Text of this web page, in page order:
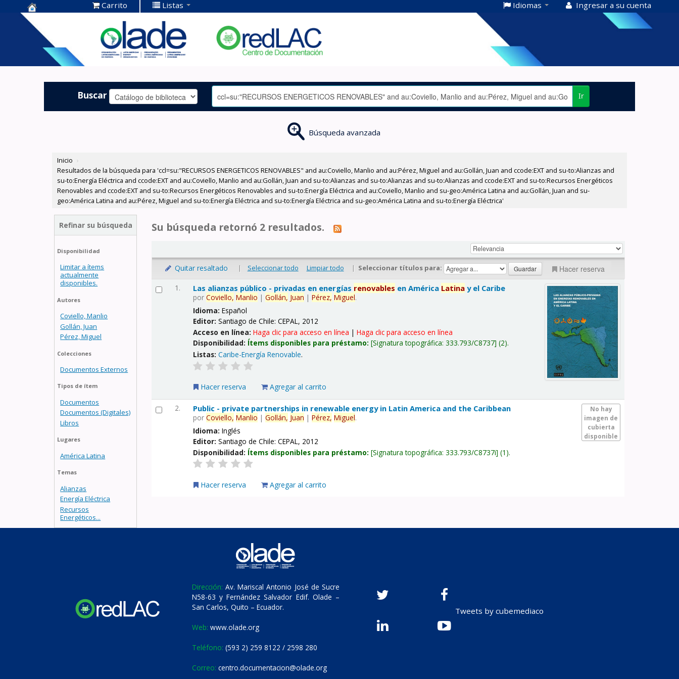
Centro de
Documentación
OLADE -
Carrito Listas Idiomas Ingresar a su cuenta
Buscar Ir
Búsqueda avanzada
Inicio ›
Resultados de la búsqueda para 'ccl=su:"RECURSOS ENERGETICOS RENOVABLES" and au:Coviello, Manlio and au:Pérez, Miguel and au:Gollán, Juan and ccode:EXT and su-to:Alianzas and
su-to:Energía Eléctrica and ccode:EXT and au:Coviello, Manlio and au:Gollán, Juan and su-to:Alianzas and su-to:Alianzas and su-to:Alianzas and ccode:EXT and su-to:Recursos Energéticos
Renovables and ccode:EXT and su-to:Recursos Energéticos Renovables and su-to:Energía Eléctrica and au:Coviello, Manlio and su-geo:América Latina and au:Gollán, Juan and su-
geo:América Latina and au:Pérez, Miguel and su-to:Energía Eléctrica and su-to:Energía Eléctrica and su-geo:América Latina and su-to:Energía Eléctrica'
Refinar su búsqueda
Disponibilidad
Limitar a ítems
actualmente
disponibles.
Autores
Coviello, Manlio
Gollán, Juan
Pérez, Miguel
Colecciones
Documentos Externos
Tipos de ítem
Documentos
Documentos (Digitales)
Libros
Lugares
América Latina
Temas
Alianzas
Energía Eléctrica
Recursos
Energéticos...
Su búsqueda retornó 2 resultados.
Quitar resaltado | Seleccionar todo Limpiar todo | Seleccionar títulos para: Hacer reserva
1. Las alianzas público - privadas en energías renovables en América Latina y el Caribe
porCoviello, Manlio |Gollán, Juan |Pérez, Miguel.
Idioma:Español
Editor:Santiago de Chile: CEPAL, 2012
Acceso en línea:Haga clic para acceso en línea |Haga clic para acceso en línea
Disponibilidad: Ítems disponibles para préstamo: Signatura topográfica:333.793/C8737 (2).
Listas: Caribe-Energía Renovable.
Hacer reserva Agregar al carrito
2.
No hay
imagen de
cubierta
disponible
Public - private partnerships in renewable energy in Latin America and the Caribbean
porCoviello, Manlio |Gollán, Juan |Pérez, Miguel.
Idioma:Inglés
Editor:Santiago de Chile: CEPAL, 2012
Disponibilidad: Ítems disponibles para préstamo: Signatura topográfica:333.793/C8737i (1).
Hacer reserva Agregar al carrito
Dirección: Av. Mariscal Antonio José de Sucre
N58-63 y Fernández Salvador Edif. Olade –
San Carlos, Quito – Ecuador.
Web: www.olade.org
Teléfono: (593 2) 259 8122 / 2598 280
Correo: centro.documentacion@olade.org
Tweets by cubemediaco